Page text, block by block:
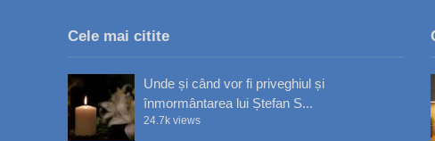
Cele mai citite
Unde și când vor fi priveghiul și
înmormântarea lui Ștefan S...
24.7k views